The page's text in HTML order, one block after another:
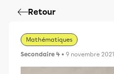
Retour
Mathématiques
Secondaire 4 • 9 novembre 2021